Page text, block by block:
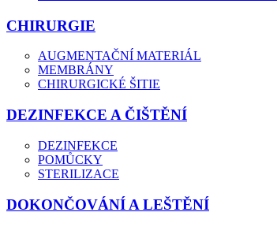
CHIRURGIE
AUGMENTAČNÍ MATERIÁL
MEMBRÁNY
CHIRURGICKÉ ŠITIE
DEZINFEKCE A ČIŠTĚNÍ
DEZINFEKCE
POMŮCKY
STERILIZACE
DOKONČOVÁNÍ A LEŠTĚNÍ